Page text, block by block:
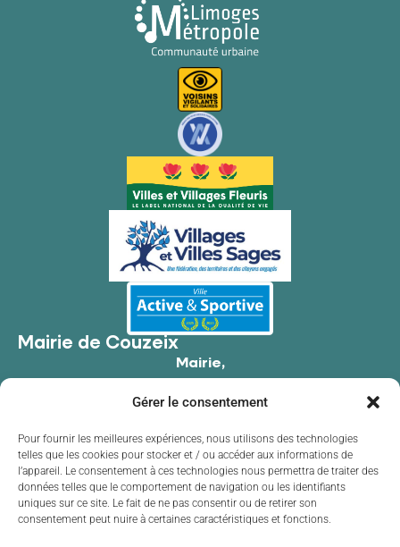
Gérer le consentement
Pour fournir les meilleures expériences, nous utilisons des technologies
telles que les cookies pour stocker et / ou accéder aux informations de
l’appareil. Le consentement à ces technologies nous permettra de traiter des
données telles que le comportement de navigation ou les identifiants
uniques sur ce site. Le fait de ne pas consentir ou de retirer son
consentement peut nuire à certaines caractéristiques et fonctions.
Mairie de Couzeix
Mairie,
87270 Couzeix
05 55 39 34 09
Contacter la mairie
Horaires d'ouverture
Lundide 8h30 à 12h00 et de 13h30 à 17h30
Mardi
de 8h30 à 12h00 et de 13h30 à 17h30